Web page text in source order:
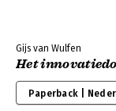
Gijs van Wulfen
Het
Paperback |